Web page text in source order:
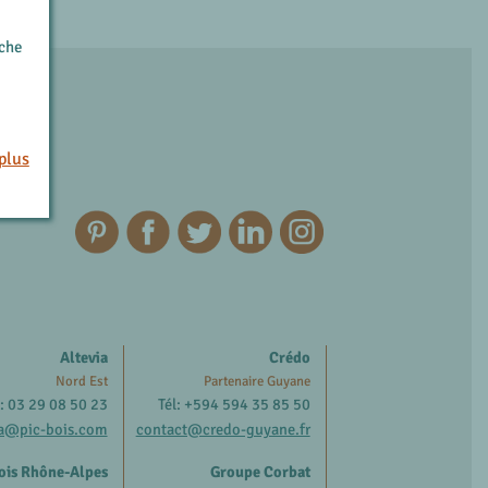
Altevia
Nord Est
03 29 08 50 23
bois.com
Rhône-Alpes
Crédo
Partenaire Guyane
Tél: +594 594 35 85 50
contact@credo-guyane.fr
Groupe Corbat